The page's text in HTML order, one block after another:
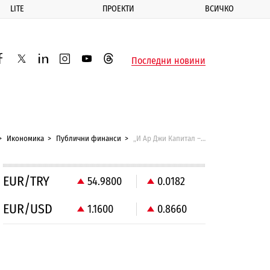
LITE ПРОЕКТИ ВСИЧКО
twitterlinkedininstagram
youtubethreadsПоследни новини
Икономика Публични финанси „И Ар Джи Капитал – 3” продава два имота
EUR/TRY 54.9800 0.0182
EUR/USD 1.1600 0.8660